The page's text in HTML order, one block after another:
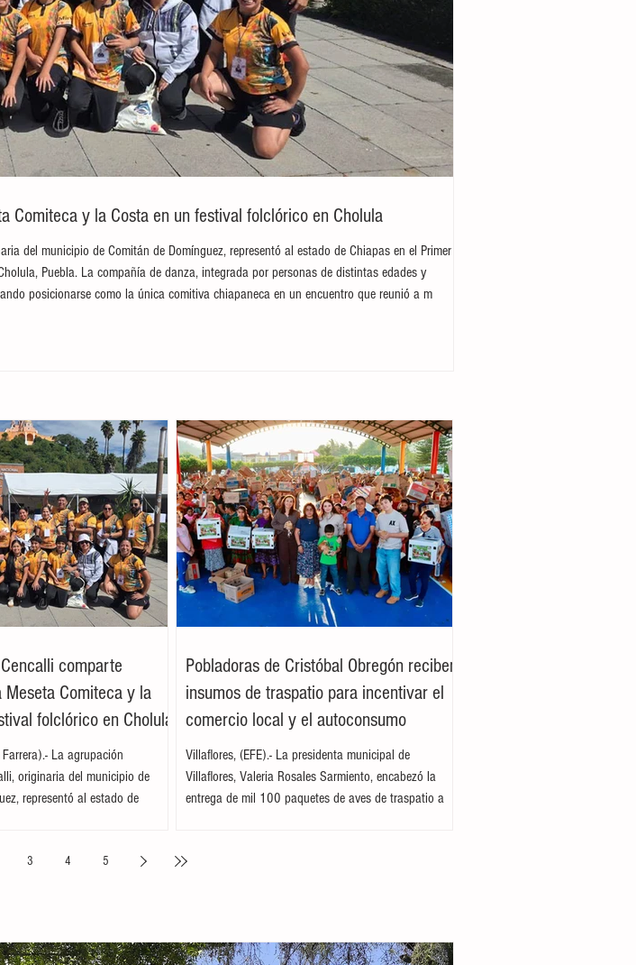
Comiteca y la Costa en un festival folclórico en Cholula
del municipio de Comitán de Domínguez, representó al estado de Chiapas en el Primer
Puebla. La compañía de danza, integrada por personas de distintas edades y
posicionarse como la única comitiva chiapaneca en un encuentro que reunió a m
comparte
Meseta Comiteca y la
folclórico en Cholula
La agrupación
originaria del municipio de
representó al estado de
de danza, integrada por personas
a m
Pobladoras de Cristóbal Obregón reciben
insumos de traspatio para incentivar el
comercio local y el autoconsumo
Villaflores, (EFE).- La presidenta municipal de
Villaflores, Valeria Rosales Sarmiento, encabezó la
entrega de mil 100 paquetes de aves de traspatio a
Tovilla, la alcaldesa destacó que el esquema busca
huevo y carne
3 4 5